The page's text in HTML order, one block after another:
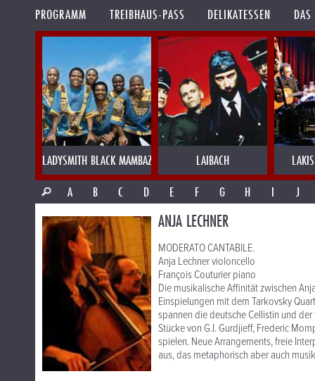
PROGRAMM TREIBHAUS-PASS DELIKATESSEN
LADYSMITH BLACK MAMBAZO LAIBACH
A
B C D E F G H I J
ANJA LECHNER
MODERATO CANTABILE.
Anja Lechner violoncello
François Couturier piano
Die musikalische Affinität zwischen
Einspielungen mit dem Tarkovsky
spannen die deutsche Cellistin und
Stücke von G.I. Gurdjieff, Frederic
spielen. Neue Arrangements, freie
aus, das metaphorisch aber auch